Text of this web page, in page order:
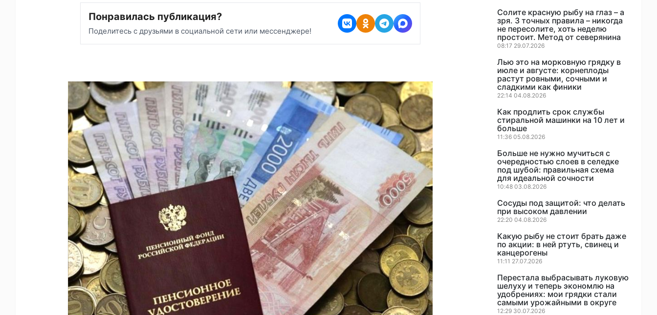
Понравилась публикация?
Поделитесь с друзьями в социальной сети или мессенджере!
Солите красную рыбу на глаз – а
зря. 3 точных правила – никогда
не пересолите, хоть неделю
простоит. Метод от северянина
08:17 29.07.2026
Лью это на морковную грядку в
июле и августе: корнеплоды
растут ровными, сочными и
сладкими как финики
22:14 04.08.2026
Как продлить срок службы
стиральной машинки на 10 лет и
больше
11:36 05.08.2026
Больше не нужно мучиться с
очередностью слоев в селедке
под шубой: правильная схема
для идеальной сочности
10:48 03.08.2026
Сосуды под защитой: что делать
при высоком давлении
22:20 04.08.2026
Какую рыбу не стоит брать даже
по акции: в ней ртуть, свинец и
канцерогены
11:11 27.07.2026
Перестала выбрасывать луковую
шелуху и теперь экономлю на
удобрениях: мои грядки стали
самыми урожайными в округе
12:29 30.07.2026